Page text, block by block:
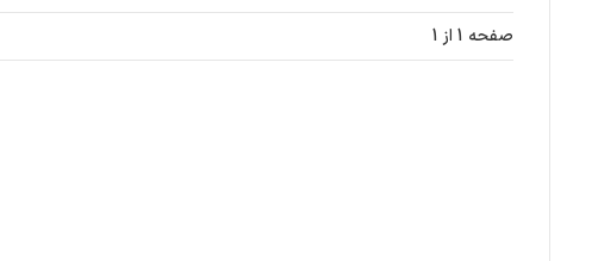
صفحه 1 از 1